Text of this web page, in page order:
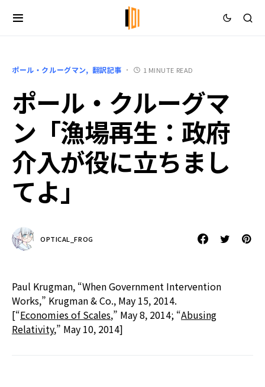
ポール・クルーグマン 翻訳記事 1 MINUTE READ
ポール・クルーグマ
ン「漁場再生：政府
介入が役に立ちまし
てよ」
OPTICAL_FROG
Paul Krugman, “When Government Intervention
Works,” Krugman & Co., May 15, 2014.
[“Economies of Scales,” May 8, 2014; “Abusing
Relativity,” May 10, 2014]